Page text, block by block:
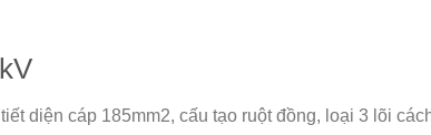
diện cáp 185mm2, cấu tạo ruột đồng, loại 3 lõi